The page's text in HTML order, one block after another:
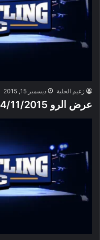
زعيم الحلبة ديسمبر 15, 2015
عرض الرو 24/11/2015 مترجم كامل